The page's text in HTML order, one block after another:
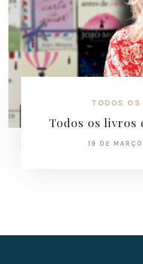
TODOS OS
Todos os livros
19 DE